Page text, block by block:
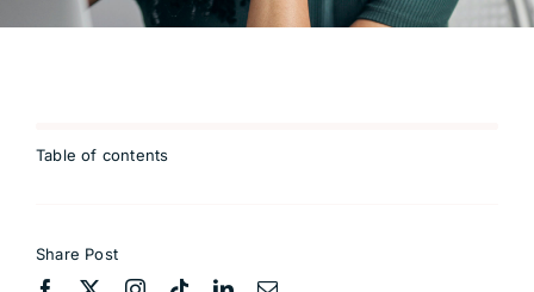
Table of contents
Share Post